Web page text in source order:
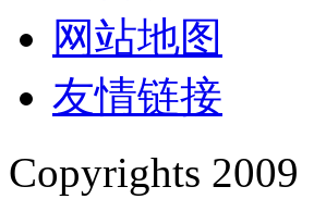
网站地图
友情链接
Copyrights